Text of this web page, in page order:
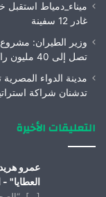
غادر 12 سفينة
تصل إلى 40 مليون راكب سنوياً
مدينة الدواء
تدشنان شراكة
التعليقات الأخيرة
عمرو
العطايا"